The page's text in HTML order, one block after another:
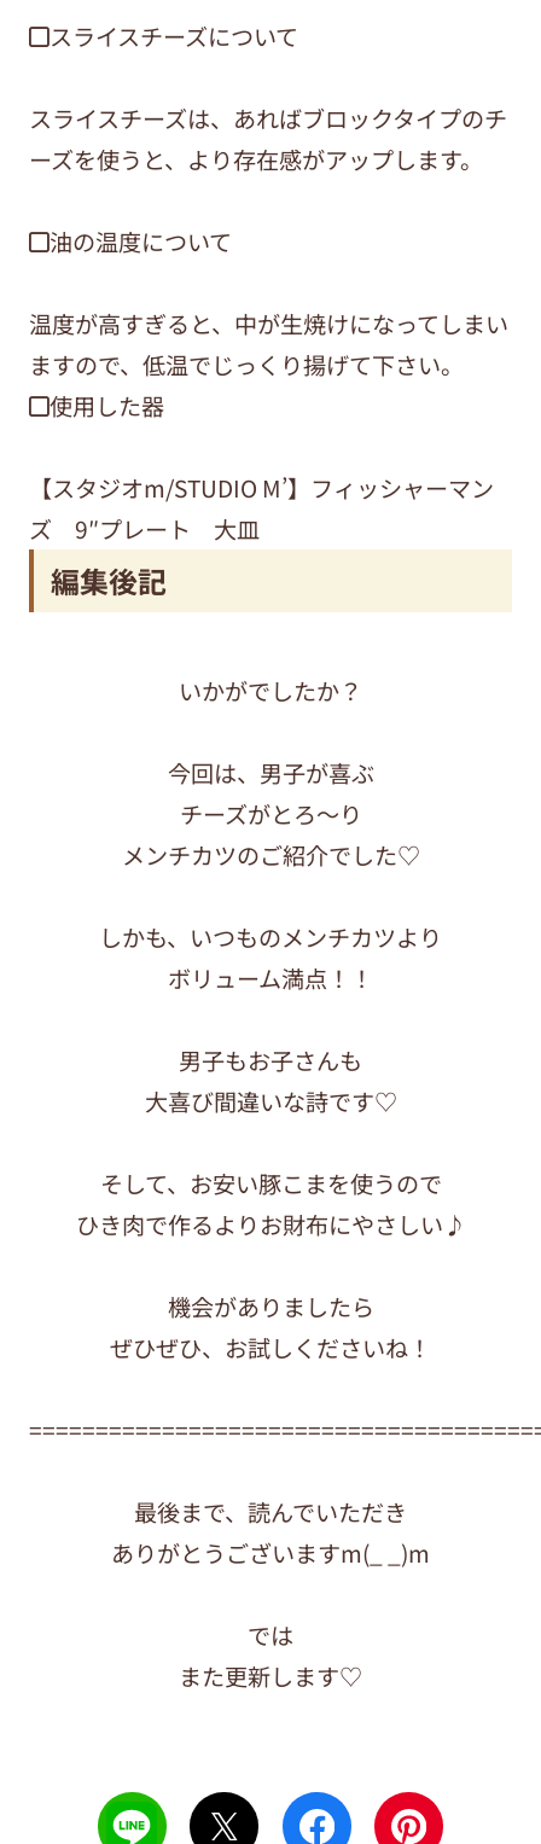
◼︎スライスチーズについて
スライスチーズは、あればブロックタイプのチ
ーズを使うと、より存在感がアップします。
◼︎油の温度について
温度が高すぎると、中が生焼けになってしまい
ますので、低温でじっくり揚げて下さい。
◼︎使用した器
【スタジオm/STUDIO M’】フィッシャーマン
ズ 9″プレート 大皿
編集後記
いかがでしたか？
今回は、男子が喜ぶ
チーズがとろ〜り
メンチカツのご紹介でした♡
しかも、いつものメンチカツより
ボリューム満点！！
男子もお子さんも
大喜び間違いな詩です♡
そして、お安い豚こまを使うので
ひき肉で作るよりお財布にやさしい♪
機会がありましたら
ぜひぜひ、お試しくださいね！
最後まで、読んでいただき
ありがとうございますm(_ _)m
では
また更新します♡